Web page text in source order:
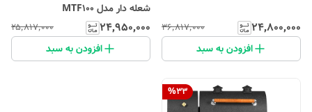
۲۴٬۸۰۰٬۰۰۰ ۳۶٬۸۱۷٬۰۰۰
افزودن به سبد
شعله دار مدل MTF100
۲۴٬۹۵۰٬۰۰۰ ۲۵٬۸۱۷٬۰۰۰
افزودن به سبد
%33